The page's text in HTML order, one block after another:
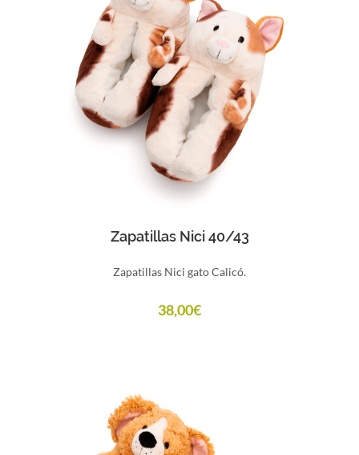
Comprar
Zapatillas Nici 40/43
Zapatillas Nici gato Calicó.
38,00€